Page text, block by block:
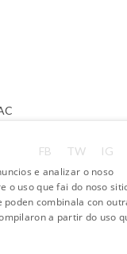
FB TW IG
e analizar o noso
o uso que fai do noso
poden combinala con
a partir do uso